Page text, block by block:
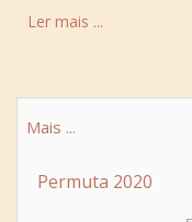
Ler mais ...
Mais ...
Permuta 2020